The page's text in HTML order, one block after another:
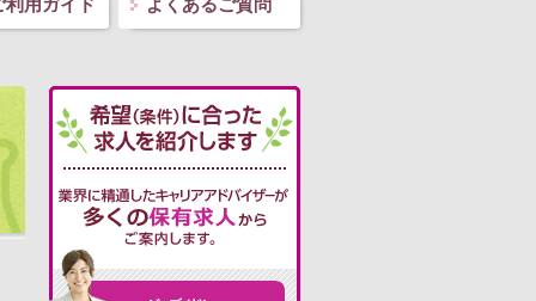
利用ガイド よくあるご質問